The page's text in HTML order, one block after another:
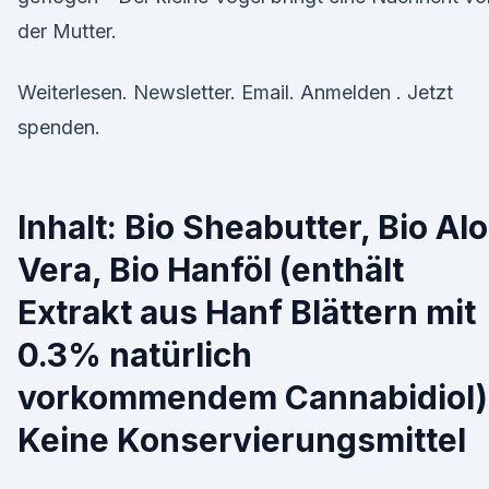
der Mutter.
Weiterlesen. Newsletter. Email. Anmelden . Jetzt
spenden.
Inhalt: Bio Sheabutter, Bio
Vera, Bio Hanföl (enthält
Extrakt aus Hanf Blättern mit
0.3% natürlich
vorkommendem
Keine Konservierungsmittel